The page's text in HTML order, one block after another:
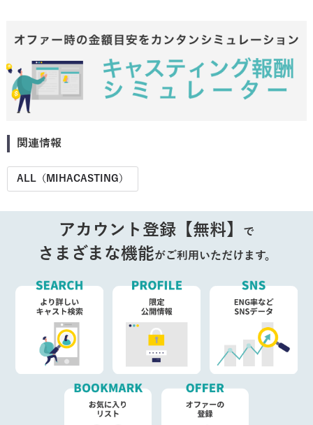
関連情報
ALL（MIHACASTING）
アカウント登録【無料】 で
さまざまな機能がご利用いただけます。